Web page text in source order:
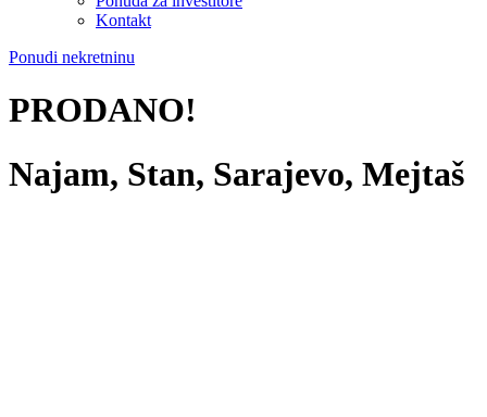
Kontakt
Ponudi nekretninu
PRODANO!
Najam, Stan, Sarajevo, Mejtaš